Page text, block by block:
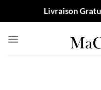
Livraison